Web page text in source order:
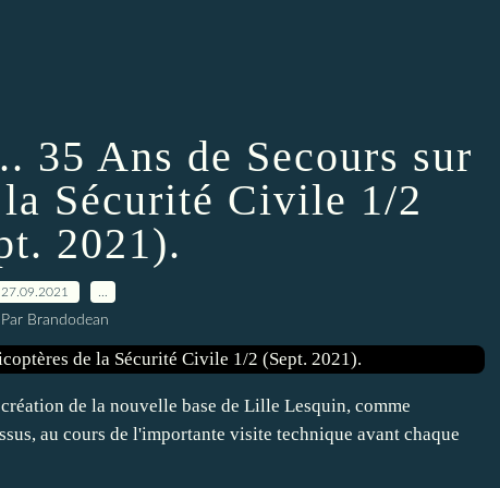
35 Ans de Secours sur
Sécurité Civile 1/2
2021).
27.09.2021
Par Brandodean
de la nouvelle base de Lille Lesquin, comme
au cours de l'importante visite technique avant chaque